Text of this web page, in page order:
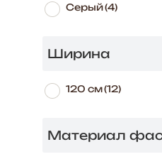
Серый(4)
Ширина
120 см(12)
Материал